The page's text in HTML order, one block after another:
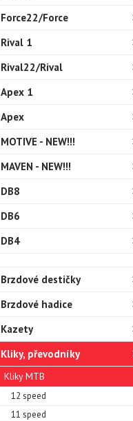
Force22/Force
Rival 1
Rival22/Rival
Apex 1
Apex
MOTIVE - NEW!!!
MAVEN - NEW!!!
DB8
DB6
DB4
Brzdové destičky
Brzdové hadice
Kazety
Kliky, převodníky
Kliky MTB
12 speed
11 speed